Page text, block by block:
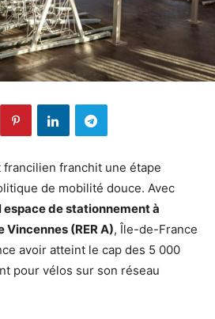
franchit une étape
de mobilité douce. Avec
espace de stationnement à
(RER A), Île-de-France
avoir atteint le cap des 5 000
pour vélos sur son réseau